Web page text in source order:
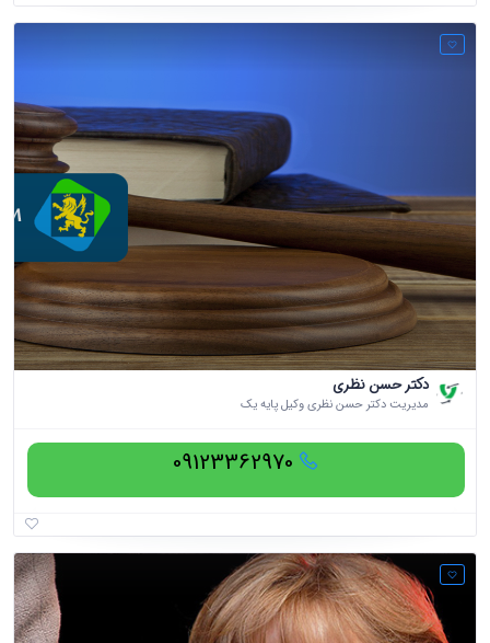
دکتر حسن نظری
مدیریت دکتر حسن نظری وکیل پایه یک
09123362970